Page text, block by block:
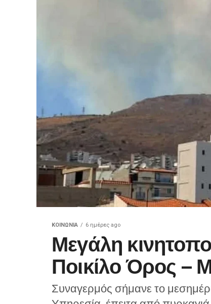
ΚΟΙΝΩΝΊΑ 6 ημέρες ago
Μεγάλη
Ποικίλο Όρος –
Συναγερμός σήμανε το